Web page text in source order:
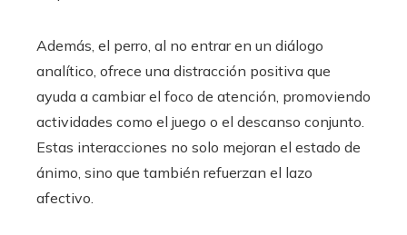
Además, el perro, al no entrar en un diálogo
analítico, ofrece una distracción positiva que
ayuda a cambiar el foco de atención, promoviendo
actividades como el juego o el descanso conjunto.
Estas interacciones no solo mejoran el estado de
ánimo, sino que también refuerzan el lazo
afectivo.